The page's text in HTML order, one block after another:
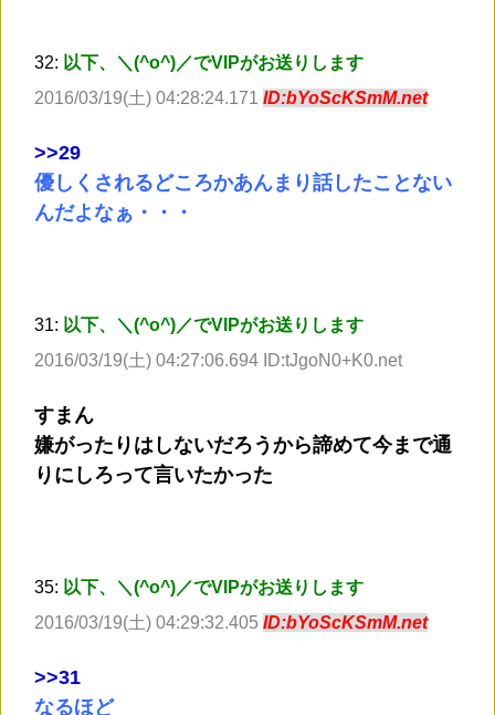
32: 以下、＼(^o^)／でVIPがお送りします
2016/03/19(土) 04:28:24.171 ID:bYoScKSmM.net
>>29
優しくされるどころかあんまり話したことない
んだよなぁ・・・
31: 以下、＼(^o^)／でVIPがお送りします
2016/03/19(土) 04:27:06.694 ID:tJgoN0+K0.net
すまん
嫌がったりはしないだろうから諦めて今まで通
りにしろって言いたかった
35: 以下、＼(^o^)／でVIPがお送りします
2016/03/19(土) 04:29:32.405 ID:bYoScKSmM.net
>>31
なるほど